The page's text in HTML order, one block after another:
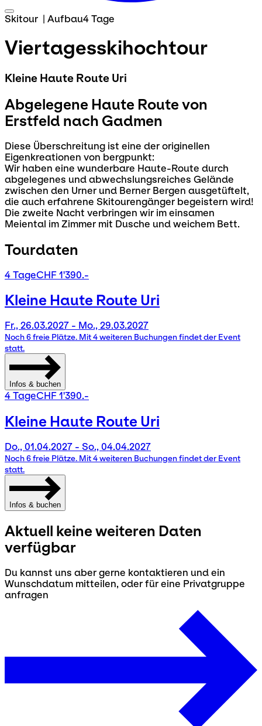
Skitour | Aufbau4 Tage
Viertagesskihochtour
Kleine Haute Route Uri
Abgelegene Haute Route von
Erstfeld nach Gadmen
Diese Überschreitung ist eine der originellen
Eigenkreationen von bergpunkt:
Wir haben eine wunderbare Haute-Route durch
abgelegenes und abwechslungsreiches Gelände
zwischen den Urner und Berner Bergen ausgetüftelt,
die auch erfahrene Skitourengänger begeistern wird!
Die zweite Nacht verbringen wir im einsamen
Meiental im Zimmer mit Dusche und weichem Bett.
Tourdaten
4 TageCHF 1'390.-
Kleine Haute Route Uri
Fr., 26.03.2027 - Mo., 29.03.2027
Noch 6 freie Plätze. Mit 4 weiteren Buchungen findet der Event
statt.
Infos & buchen
4 TageCHF 1'390.-
Kleine Haute Route Uri
Do., 01.04.2027 - So., 04.04.2027
Noch 6 freie Plätze. Mit 4 weiteren Buchungen findet der Event
statt.
Infos & buchen
Aktuell keine weiteren Daten
verfügbar
Du kannst uns aber gerne kontaktieren und ein
Wunschdatum mitteilen, oder für eine Privatgruppe
anfragen